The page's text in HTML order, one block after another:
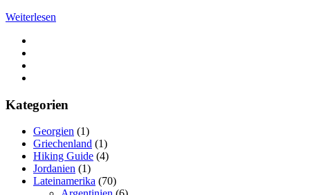
Weiterlesen
Kategorien
Georgien (1)
Griechenland (1)
Hiking Guide (4)
Jordanien (1)
Lateinamerika (70)